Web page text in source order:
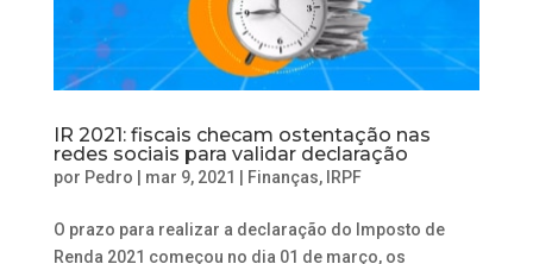
IR 2021: fiscais checam ostentação nas
redes sociais para validar declaração
por Pedro mar 9, 2021 Finanças, IRPF
O prazo para realizar a declaração do Imposto de
Renda 2021 começou no dia 01 de março, os